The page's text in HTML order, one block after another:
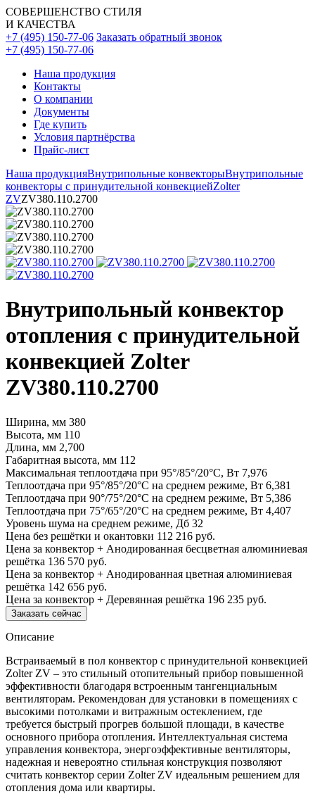
СОВЕРШЕНСТВО СТИЛЯ
И КАЧЕСТВА
+7 (495) 150-77-06 Заказать обратный звонок
+7 (495) 150-77-06
Наша продукция
Контакты
О компании
Документы
Где купить
Условия партнёрства
Прайс-лист
Наша продукцияВнутрипольные конвекторыВнутрипольные
конвекторы с принудительной конвекциейZolter
ZVZV380.110.2700
Внутрипольный конвектор
отопления с принудительной
конвекцией Zolter
ZV380.110.2700
Ширина, мм 380
Высота, мм 110
Длина, мм 2,700
Габаритная высота, мм 112
Максимальная теплоотдача при 95°/85°/20°С, Вт 7,976
Теплоотдача при 95°/85°/20°С на среднем режиме, Вт 6,381
Теплоотдача при 90°/75°/20°С на среднем режиме, Вт 5,386
Теплоотдача при 75°/65°/20°С на среднем режиме, Вт 4,407
Уровень шума на среднем режиме, Дб 32
Цена без решётки и окантовки 112 216 руб.
Цена за конвектор + Анодированная бесцветная алюминиевая
решётка 136 570 руб.
Цена за конвектор + Анодированная цветная алюминиевая
решётка 142 656 руб.
Цена за конвектор + Деревянная решётка 196 235 руб.
Заказать сейчас
Описание
Встраиваемый в пол конвектор с принудительной конвекцией
Zolter ZV – это стильный отопительный прибор повышенной
эффективности благодаря встроенным тангенциальным
вентиляторам. Рекомендован для установки в помещениях с
высокими потолками и витражным остеклением, где
требуется быстрый прогрев большой площади, в качестве
основного прибора отопления. Интеллектуальная система
управления конвектора, энергоэффективные вентиляторы,
надежная и невероятно стильная конструкция позволяют
считать конвектор серии Zolter ZV идеальным решением для
отопления дома или квартиры.